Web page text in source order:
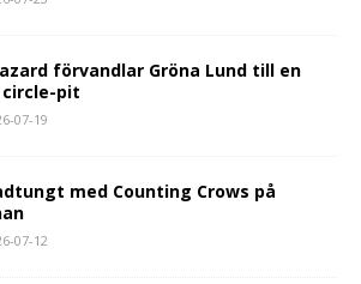
förvandlar Gröna Lund till en
pit
07-19
med Counting Crows på
07-12